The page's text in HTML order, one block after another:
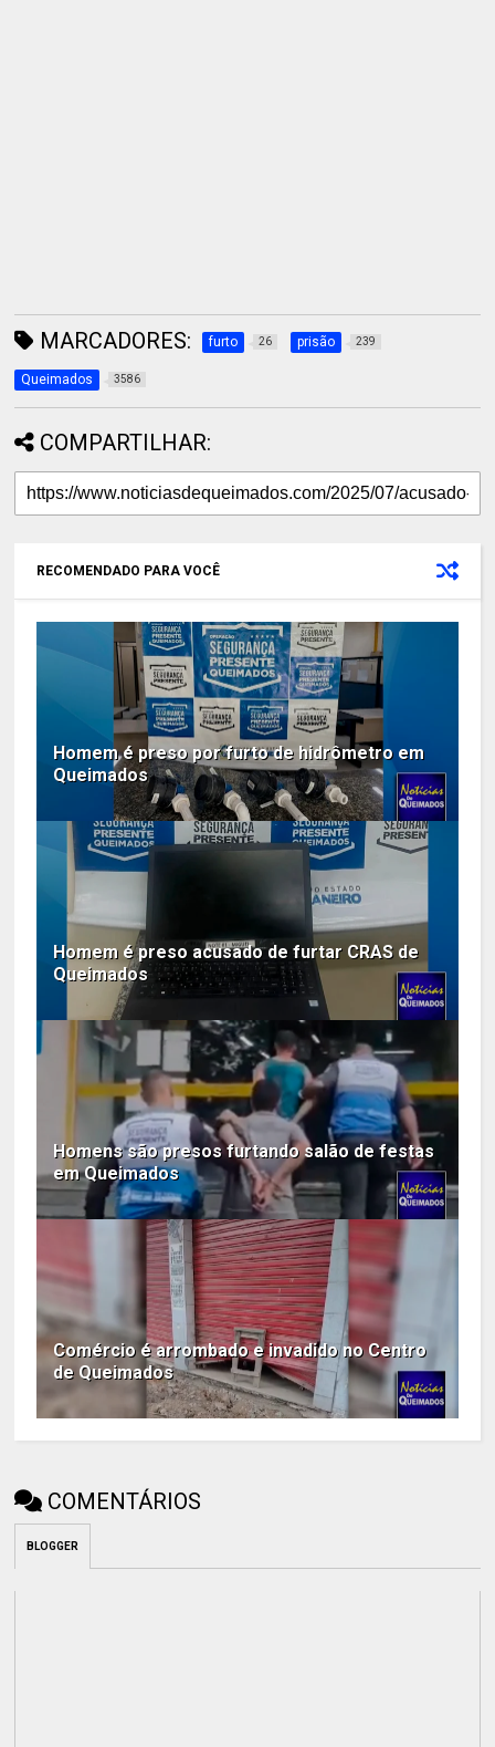
MARCADORES: furto 26 prisão 239
Queimados 3586
COMPARTILHAR:
RECOMENDADO PARA VOCÊ
Homem é preso por furto de hidrômetro em
Queimados
Homem é preso acusado de furtar CRAS de
Queimados
Homens são presos furtando salão de festas
em Queimados
Comércio é arrombado e invadido no Centro
de Queimados
COMENTÁRIOS
BLOGGER